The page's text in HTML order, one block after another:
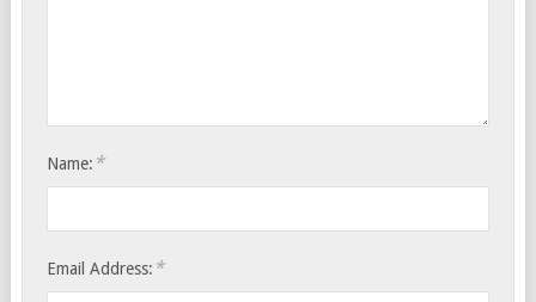
Name: *
Email Address: *